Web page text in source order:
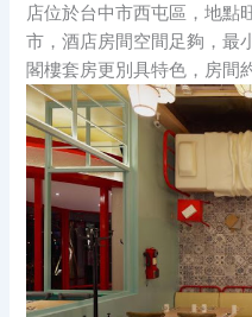
店位於台中市西屯區，地點
市，酒店房間空間足夠，最
閣樓套房更別具特色，房間